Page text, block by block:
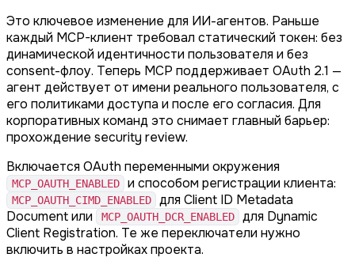
Это ключевое изменение для ИИ-агентов. Раньше
каждый MCP-клиент требовал статический токен: без
динамической идентичности пользователя и без
consent-флоу. Теперь MCP поддерживает OAuth 2.1 —
агент действует от имени реального пользователя, с
его политиками доступа и после его согласия. Для
корпоративных команд это снимает главный барьер:
прохождение security review.
Включается OAuth переменными окружения
MCP_OAUTH_ENABLED и способом регистрации клиента:
MCP_OAUTH_CIMD_ENABLED
для Client ID Metadata
Document или
MCP_OAUTH_DCR_ENABLED
для Dynamic
Client Registration. Те же переключатели нужно
включить в настройках проекта.